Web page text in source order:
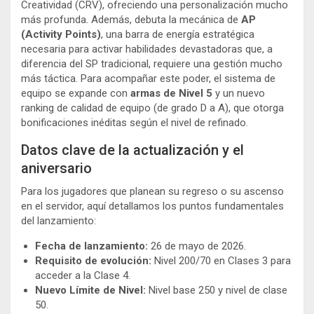
Creatividad (CRV), ofreciendo una personalización mucho
más profunda. Además, debuta la mecánica de AP
(Activity Points), una barra de energía estratégica
necesaria para activar habilidades devastadoras que, a
diferencia del SP tradicional, requiere una gestión mucho
más táctica. Para acompañar este poder, el sistema de
equipo se expande con armas de Nivel 5 y un nuevo
ranking de calidad de equipo (de grado D a A), que otorga
bonificaciones inéditas según el nivel de refinado.
Datos clave de la actualización y el
aniversario
Para los jugadores que planean su regreso o su ascenso
en el servidor, aquí detallamos los puntos fundamentales
del lanzamiento:
Fecha de lanzamiento: 26 de mayo de 2026.
Requisito de evolución: Nivel 200/70 en Clases 3 para
acceder a la Clase 4.
Nuevo Límite de Nivel: Nivel base 250 y nivel de clase
50.